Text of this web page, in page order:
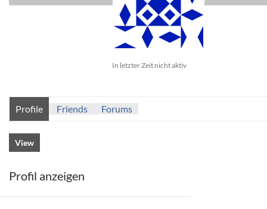
In letzter Zeit nicht aktiv
Profile Friends Forums
View
Profil anzeigen